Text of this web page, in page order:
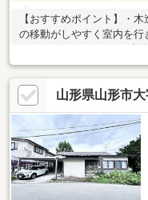
【おすすめポイント】・
の移動がしやすく室内を行
対面式のIHキッチンがあ
空間です。・隣り合う部
せて使い分けできます。・
して居室を広く使えます
床をリフォームしており
分）、ヤマザワ漆山店ま
しやすい立地です。
山形県山形市